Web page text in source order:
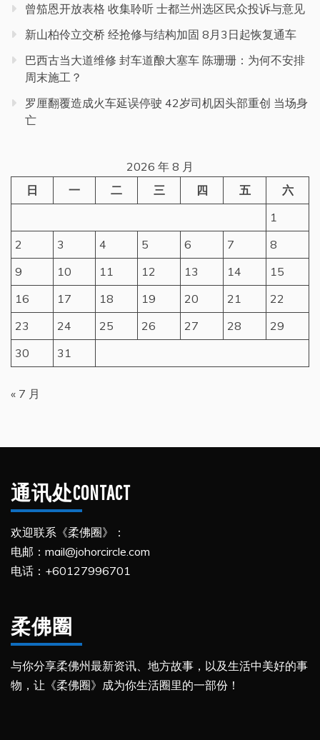
曾笳恩开放表格 收集聆听 士都兰州选区民众投诉与意见
新山柏伶立交桥 经抢修与结构加固 8月3日起恢复通车
巴西古当大道维修 封车道酿大塞车 陈珊珊：为何不安排
周末施工？
罗厘翻覆造成火车延误停驶 42岁司机因头部重创 当场身
亡
2026 年 8 月
日
一 二 三 四 五
六
1
2
3 4 5 6 7
8
9
10 11 12 13 14
15
16
17 18 19 20 21
22
23
24 25 26 27 28
29
30
31
« 7 月
通讯处CONTACT
欢迎联系《柔佛圈》：
电邮：mail@johorcircle.com
电话：+60127996701
柔佛圈
与你分享柔佛州最新资讯、地方故事，以及生活中美好的事
物，让《柔佛圈》成为你生活圈里的一部份！